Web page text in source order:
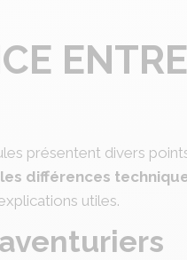
présentent divers
les différences
utiles.